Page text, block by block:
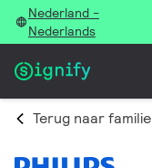
Nederland -
Nederlands
Terug naar familie